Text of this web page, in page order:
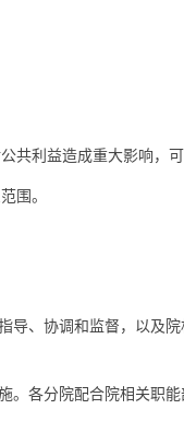
利益造成重大影响，可
围。
、协调和监督，以及
各分院配合院相关职